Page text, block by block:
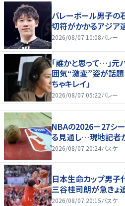
バレーボール男子
切符がかかるアジア
2026/08/07 10:08バレー
「誰かと思って…」
囲気“激変”姿が話題
ちゃキレイ」
2026/08/07 05:22バレー
NBAの2026－27シ
る見通し…現地記者
2026/08/07 20:24バスケ
日本生命カップ男
三谷桂司朗が急きょ
2026/08/07 20:15バスケ